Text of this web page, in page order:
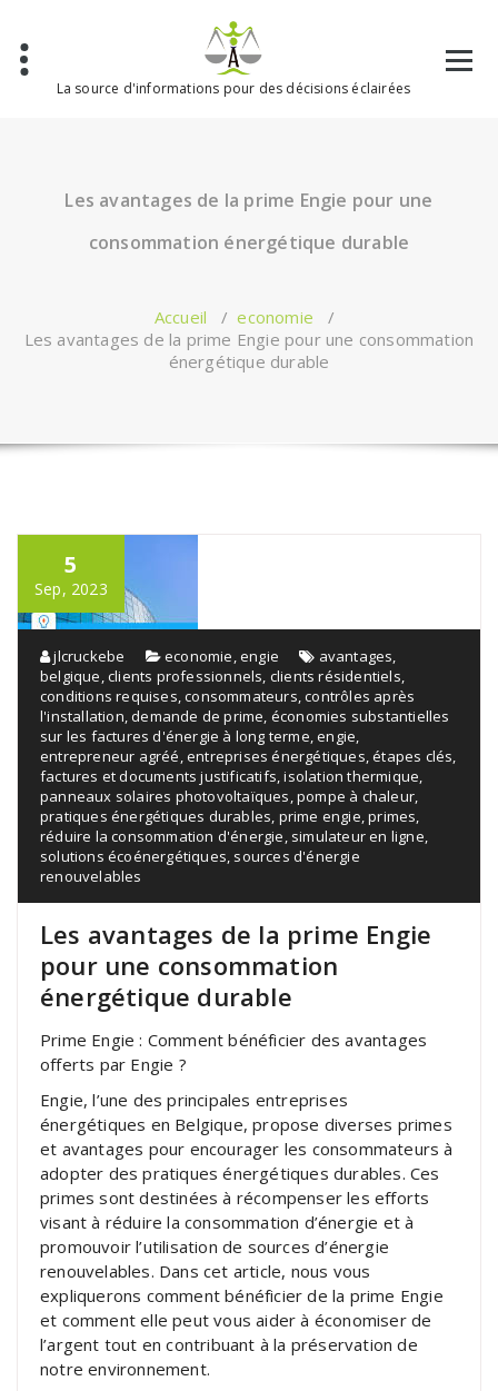
contenu
La source d'informations pour des décisions éclairées
Les avantages de la prime Engie pour une
consommation énergétique durable
Accueil /economie /
Les avantages de la prime Engie pour une consommation
énergétique durable
5
Sep, 2023
jlcruckebe economie ,engie avantages
belgique ,clients professionnels clients résidentiels
conditions requises ,consommateurs ,contrôles après
l'installation ,demande de prime économies substantielles
sur les factures d'énergie à long terme ,engie
entrepreneur agréé ,entreprises énergétiques ,étapes clés
factures et documents justificatifs ,isolation thermique
panneaux solaires photovoltaïques ,pompe à chaleur
pratiques énergétiques durables prime engie ,primes
réduire la consommation d'énergie simulateur en ligne
solutions écoénergétiques sources d'énergie
renouvelables
Les avantages de la prime Engie
pour une consommation
énergétique durable
Prime Engie : Comment bénéficier des avantages
offerts par Engie ?
Engie, l’une des principales entreprises
énergétiques en Belgique, propose diverses primes
et avantages pour encourager les consommateurs à
adopter des pratiques énergétiques durables. Ces
primes sont destinées à récompenser les efforts
visant à réduire la consommation d’énergie et à
promouvoir l’utilisation de sources d’énergie
renouvelables. Dans cet article, nous vous
expliquerons comment bénéficier de la prime Engie
et comment elle peut vous aider à économiser de
l’argent tout en contribuant à la préservation de
notre environnement.